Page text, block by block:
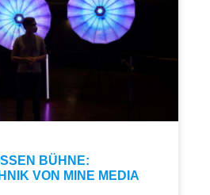
BÜHNE: T
VON MINE MEDIA